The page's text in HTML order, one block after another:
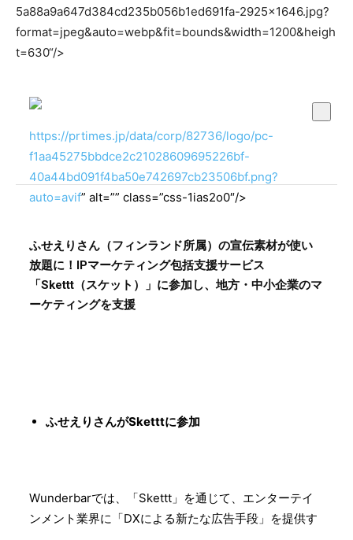
5a88a9a647d384cd235b056b1ed691fa-2925×1646.jpg?
format=jpeg&auto=webp&fit=bounds&width=1200&heigh
t=630“/>
https://prtimes.jp/data/corp/82736/logo/pc-
f1aa45275bbdce2c21028609695226bf-
40a44bd091f4ba50e742697cb23506bf.png?
auto=avif” alt=”” class=”css-1ias2o0″/>
ふせえりさん（フィンランド所属）の宣伝素材が使い
放題に！IPマーケティング包括支援サービス
「Skettt（スケット）」に参加し、地方・中小企業のマ
ーケティングを支援
ふせえりさんがSketttに参加
Wunderbarでは、「Skettt」を通じて、エンターテイ
ンメント業界に「DXによる新たな広告手段」を提供す